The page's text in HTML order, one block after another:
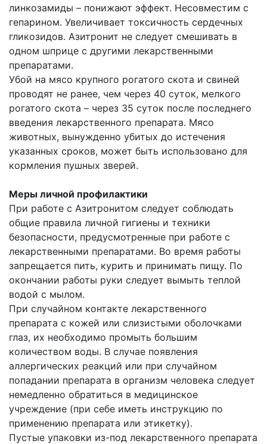
линкозамиды – понижают эффект. Несовместим с
гепарином. Увеличивает токсичность сердечных
гликозидов. Азитронит не следует смешивать в
одном шприце с другими лекарственными
препаратами.
Убой на мясо крупного рогатого скота и свиней
проводят не ранее, чем через 40 суток, мелкого
рогатого скота – через 35 суток после последнего
введения лекарственного препарата. Мясо
животных, вынужденно убитых до истечения
указанных сроков, может быть использовано для
кормления пушных зверей.
Меры личной профилактики
При работе с Азитронитом следует соблюдать
общие правила личной гигиены и техники
безопасности, предусмотренные при работе с
лекарственными препаратами. Во время работы
запрещается пить, курить и принимать пищу. По
окончании работы руки следует вымыть теплой
водой с мылом.
При случайном контакте лекарственного
препарата с кожей или слизистыми оболочками
глаз, их необходимо промыть большим
количеством воды. В случае появления
аллергических реакций или при случайном
попадании препарата в организм человека следует
немедленно обратиться в медицинское
учреждение (при себе иметь инструкцию по
применению препарата или этикетку).
Пустые упаковки из-под лекарственного препарата